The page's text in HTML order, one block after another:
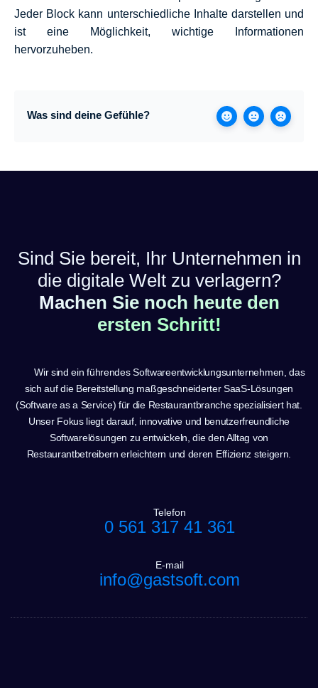
Jeder Block kann unterschiedliche Inhalte darstellen und
ist eine Möglichkeit, wichtige Informationen
hervorzuheben.
Was sind deine Gefühle?
Sind Sie bereit, Ihr Unternehmen in
die digitale Welt zu verlagern?
Machen Sie noch heute den
ersten Schritt!
Wir sind ein führendes Softwareentwicklungsunternehmen, das
sich auf die Bereitstellung maßgeschneiderter SaaS-Lösungen
(Software as a Service) für die Restaurantbranche spezialisiert hat.
Unser Fokus liegt darauf, innovative und benutzerfreundliche
Softwarelösungen zu entwickeln, die den Alltag von
Restaurantbetreibern erleichtern und deren Effizienz steigern.
Telefon
0 561 317 41 361
E-mail
info@gastsoft.com